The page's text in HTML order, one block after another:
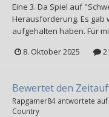
Eine 3. Da Spiel auf
Herausforderung. Es gab
aufgehalten haben. Für
8. Oktober 2025
Bewertet den
Rapgamer84 antwortete auf
Country